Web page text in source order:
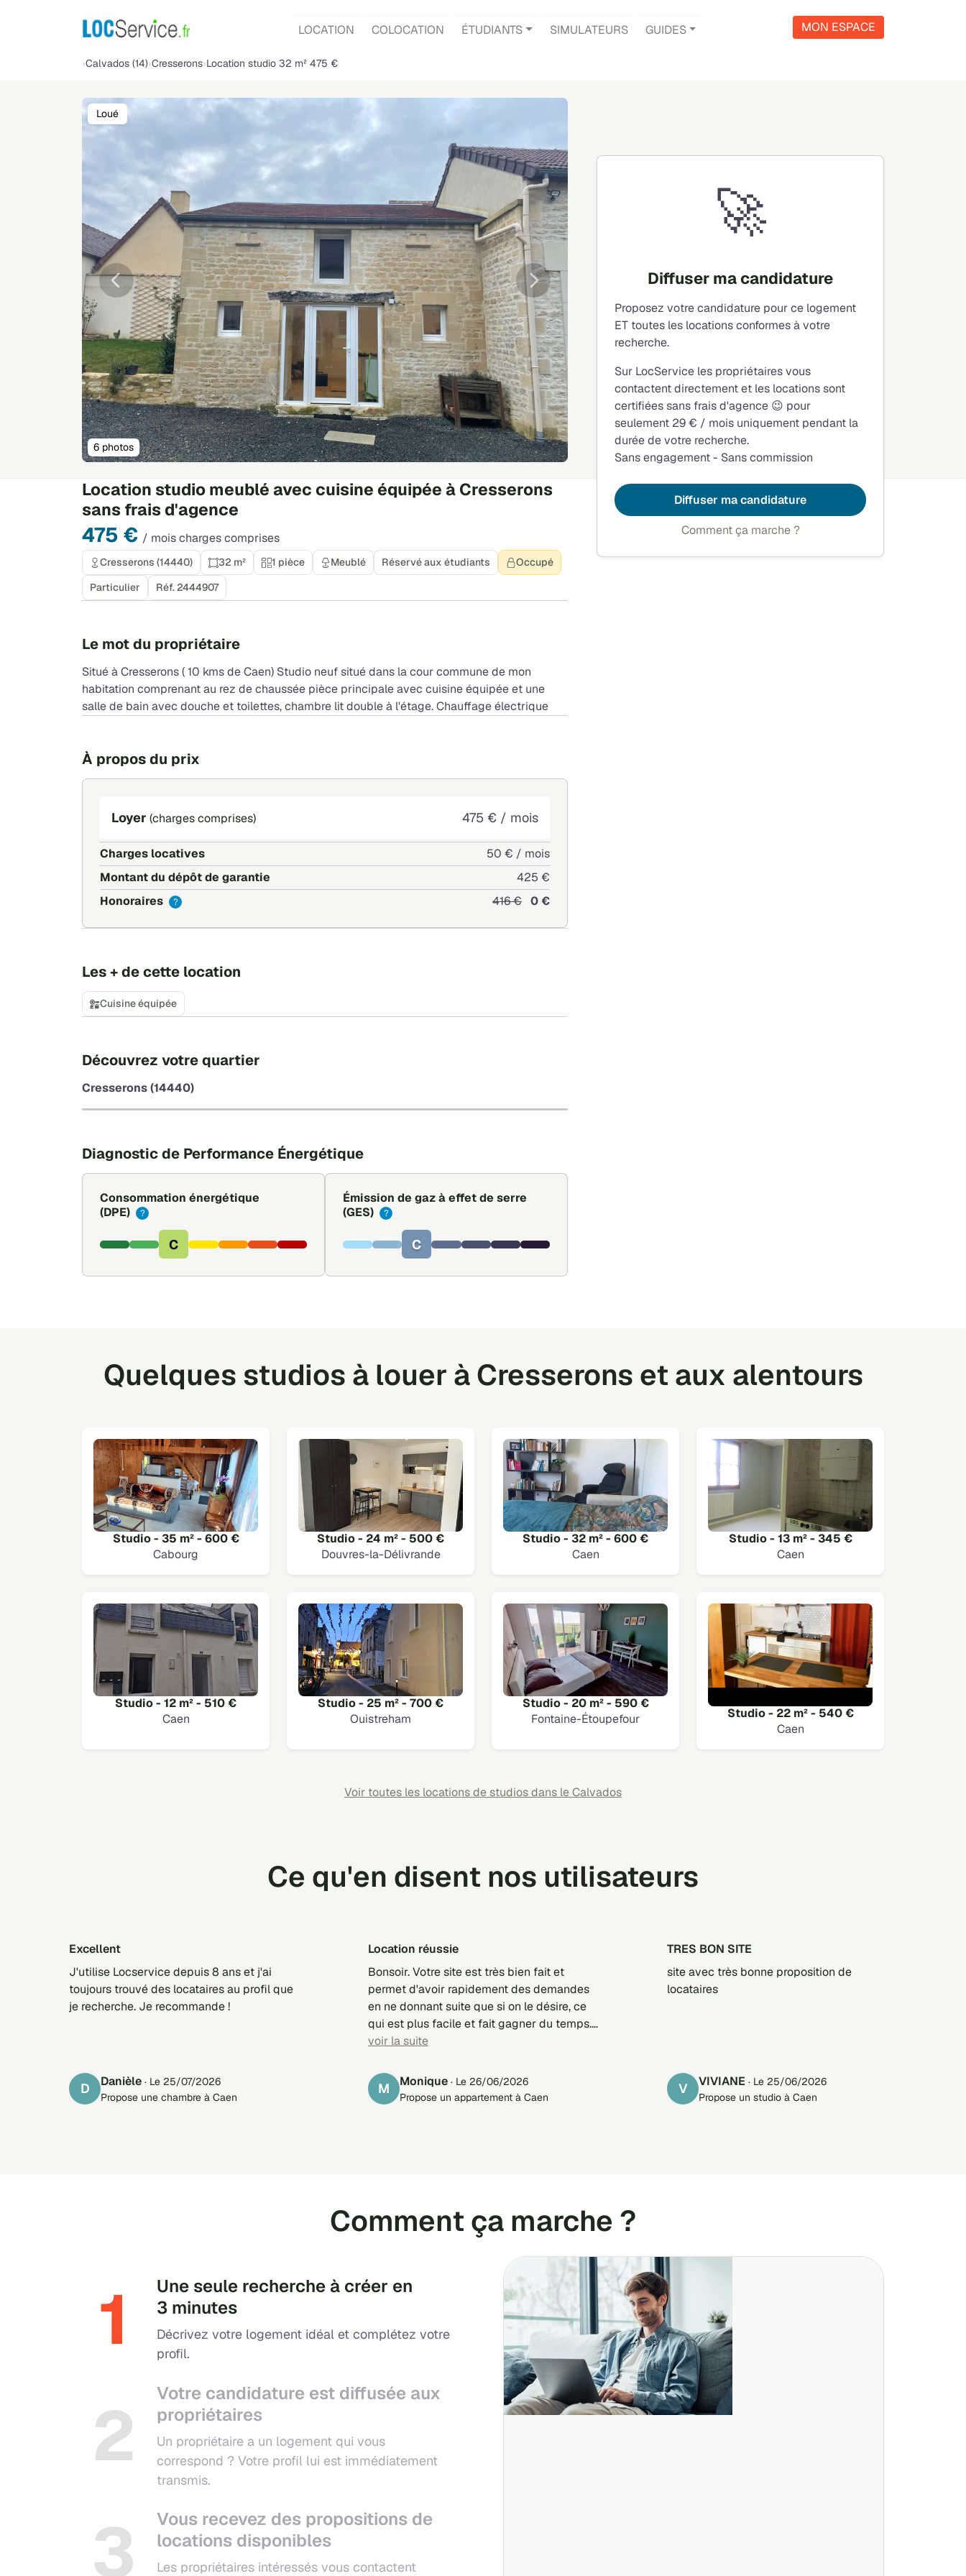
LOCATION COLOCATION ÉTUDIANTS SIMULATEURS GUIDES MON ESPACE
Calvados (14) Cresserons Location studio 32 m² 475 €
Location studio meublé avec cuisine équipée à Cresserons
sans frais d'agence
475 € / mois charges comprises
Précédente Suivante
6 photos
Loué
Cresserons (14440) 32 m² 1 pièce Meublé Réservé aux étudiants
Occupé
Particulier
Réf. 2444907
Le mot du propriétaire
Situé à Cresserons ( 10 kms de Caen) Studio neuf situé dans la cour commune de mon
habitation comprenant au rez de chaussée pièce principale avec cuisine équipée et une
salle de bain avec douche et toilettes, chambre lit double à l'étage. Chauffage électrique
À propos du prix
Loyer (charges comprises) 475 € / mois
Charges locatives
50 € / mois
Montant du dépôt de garantie
425 €
Honoraires
? 416 € 0 €
Les + de cette location
Cuisine équipée
Découvrez votre quartier
Cresserons (14440)
Diagnostic de Performance Énergétique
Consommation énergétique
(DPE)
?
C
Émission de gaz à effet de serre
(GES)
?
C
🚀
Diffuser ma candidature
Proposez votre candidature pour ce logement
ET toutes les locations conformes à votre
recherche.
Sur LocService les propriétaires vous
contactent directement et les locations sont
certifiées sans frais d'agence 😉 pour
seulement 29 € / mois uniquement pendant la
durée de votre recherche.
Sans engagement - Sans commission
Diffuser ma candidature
Comment ça marche ?
Quelques studios à louer à Cresserons et aux alentours
Studio - 35 m² - 600 €
Cabourg
Studio - 24 m² - 500 €
Douvres-la-Délivrande
Studio - 32 m² - 600 €
Caen
Studio - 13 m² - 345 €
Caen
Studio - 12 m² - 510 €
Caen
Studio - 25 m² - 700 €
Ouistreham
Studio - 20 m² - 590 €
Fontaine-Étoupefour
Studio - 22 m² - 540 €
Caen
Voir toutes les locations de studios dans le Calvados
Ce qu'en disent nos utilisateurs
Excellent
J'utilise Locservice depuis 8 ans et j'ai
toujours trouvé des locataires au profil que
je recherche. Je recommande !
D Danièle · Le 25/07/2026
Propose une chambre à Caen
location réussie
Bonsoir. Votre site est très bien fait et
permet d'avoir rapidement des demandes
en ne donnant suite que si on le désire, ce
qui est plus facile et fait gagner du temps.
Un grand merci donc, cordialement, M.D.
voir la suite
M Monique · Le 26/06/2026
Propose un appartement à Caen
TRES BON SITE
site avec très bonne proposition de
locataires
V VIVIANE · Le 25/06/2026
Propose un studio à Caen
Comment ça marche ?
1
Une seule recherche à créer en
3 minutes
Décrivez votre logement idéal et complétez votre
profil.
2
Votre candidature est diffusée aux
propriétaires
Un propriétaire a un logement qui vous
correspond ? Votre profil lui est immédiatement
transmis.
3
Vous recevez des propositions de
locations disponibles
Les propriétaires intéressés vous contactent